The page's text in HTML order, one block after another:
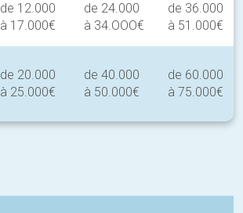
de 12.000
à 17.000€
de 24.000
à 34.OOO€
de 36.000
à 51.000€
de 20.000
à 25.000€
de 40.000
à 50.000€
de 60.000
à 75.000€